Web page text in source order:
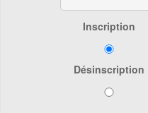
Inscription
Désinscription